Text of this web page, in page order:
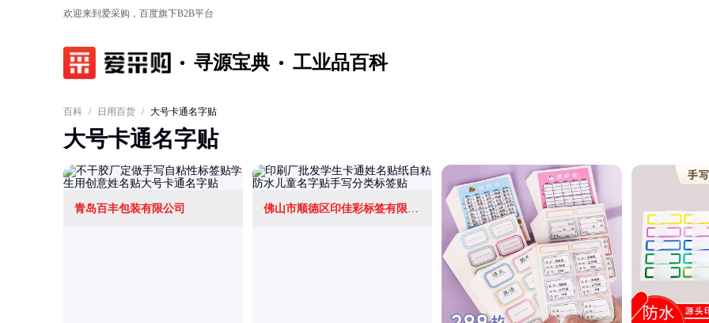
欢迎来到爱采购，百度旗下B2B平台
寻源宝典 工业品百科
百科 / 日用百货 / 大号卡通名字贴
大号卡通名字贴
青岛百丰包装有限公司 佛山市顺德区印佳彩标签有限公司